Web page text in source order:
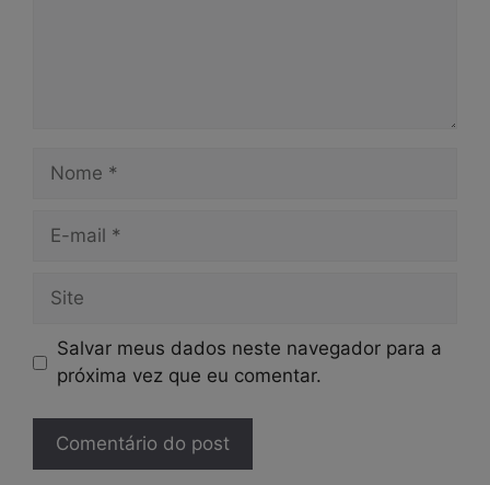
Nome
Site
Salvar meus dados neste navegador para a
próxima vez que eu comentar.